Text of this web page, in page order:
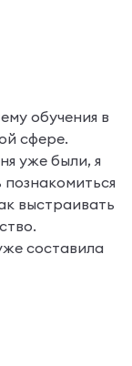
обучения в
сфере.
уже были, я
выстраивать
составила